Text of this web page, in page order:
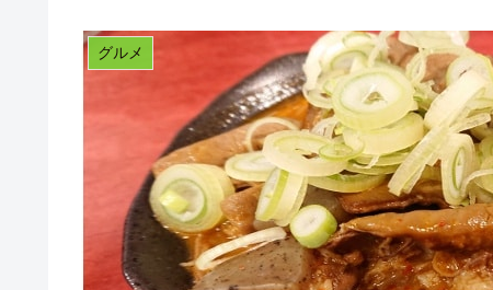
グルメ